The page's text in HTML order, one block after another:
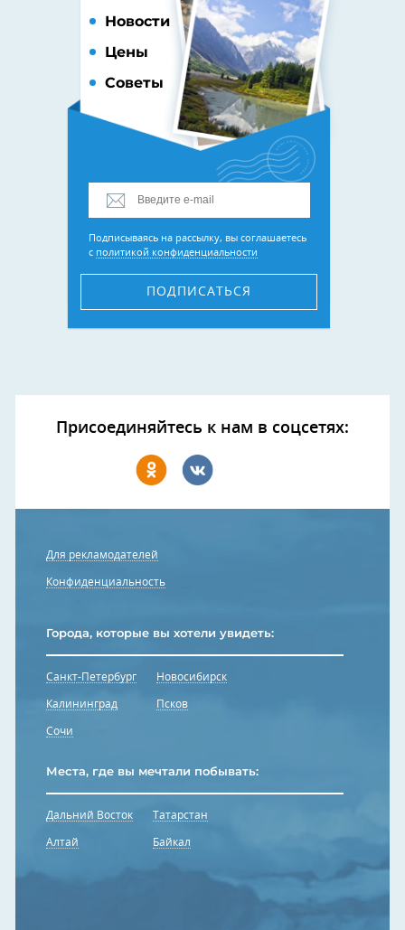
Новости
Цены
Советы
Подписываясь на рассылку, вы соглашаетесь
с политикой конфиденциальности
ПОДПИСАТЬСЯ
Присоединяйтесь к нам в соцсетях:
Для рекламодателей
Конфиденциальность
Города, которые вы хотели увидеть:
Санкт-Петербург
Калининград
Сочи
Новосибирск
Псков
Места, где вы мечтали побывать:
Дальний Восток
Алтай
Татарстан
Байкал